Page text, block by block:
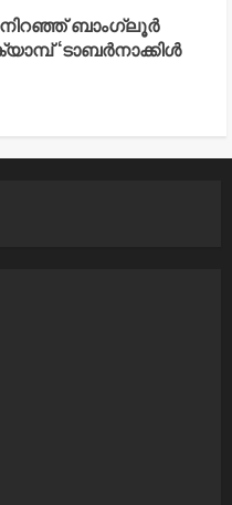
ബാംഗ്ലൂർ
‘ടാബർനാക്കിൾ